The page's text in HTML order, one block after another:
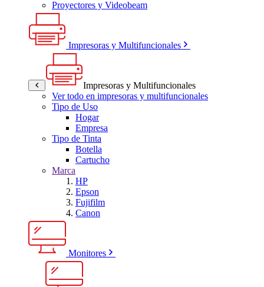
Proyectores y Videobeam
Impresoras y Multifuncionales
Impresoras y Multifuncionales
Ver todo en impresoras y multifuncionales
Tipo de Uso
Hogar
Empresa
Tipo de Tinta
Botella
Cartucho
Marca
HP
Epson
Fujifilm
Canon
Monitores